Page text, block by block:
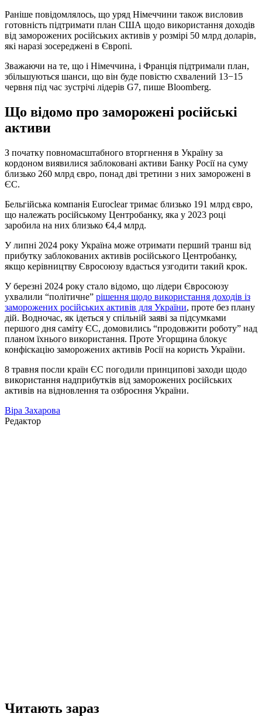
Раніше повідомлялось, що уряд Німеччини також висловив
готовність підтримати план США щодо використання доходів
від заморожених російських активів у розмірі 50 млрд доларів,
які наразі зосереджені в Європі.
Зважаючи на те, що і Німеччина, і Франція підтримали план,
збільшуються шанси, що він буде повістю схвалений 13−15
червня під час зустрічі лідерів G7, пише Bloomberg.
Що відомо про заморожені російські
активи
З початку повномасштабного вторгнення в Україну за
кордоном виявилися заблоковані активи Банку Росії на суму
близько 260 млрд євро, понад дві третини з них заморожені в
ЄС.
Бельгійська компанія Euroclear тримає близько 191 млрд євро,
що належать російському Центробанку, яка у 2023 році
заробила на них близько €4,4 млрд.
У липні 2024 року Україна може отримати перший транш від
прибутку заблокованих активів російського Центробанку,
якщо керівництву Євросоюзу вдасться узгодити такий крок.
У березні 2024 року стало відомо, що лідери Євросоюзу
ухвалили “політичне” рішення щодо використання доходів із
заморожених російських активів для України, проте без плану
дій. Водночас, як ідеться у спільній заяві за підсумками
першого дня саміту ЄС, домовились “продовжити роботу” над
планом їхнього використання. Проте Угорщина блокує
конфіскацію заморожених активів Росії на користь України.
8 травня посли країн ЄС погодили принципові заходи щодо
використання надприбутків від заморожених російських
активів на відновлення та озброєння України.
Віра Захарова
Редактор
Читають зараз